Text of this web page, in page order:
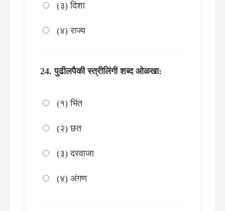
(३) दिशा
(४) राज्य
पुढीलपैकी स्त्रीलिंगी शब्द ओळखा:
(१) भिंत
(२) छत
(३) दरवाजा
(४) अंगण